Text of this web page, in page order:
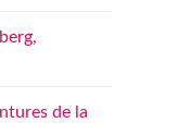
de la